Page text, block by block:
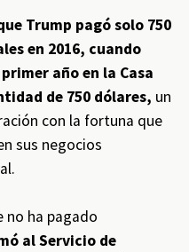
Trump pagó solo 750
en 2016, cuando
año en la Casa
de 750 dólares, un
con la fortuna que
sus negocios
no ha pagado
al Servicio de